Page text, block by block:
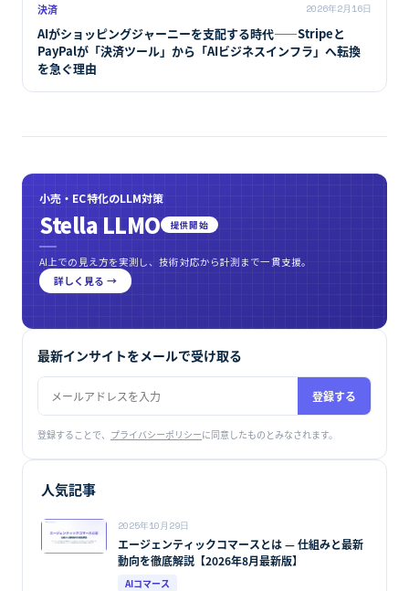
決済 2026年2月16日
AIがショッピングジャーニーを支配する時代――Stripeと
PayPalが「決済ツール」から「AIビジネスインフラ」へ転換
を急ぐ理由
小売・EC特化のLLM対策
Stella LLMO 提供開始
AI上での見え方を実測し、技術対応から計測まで一貫支援。
詳しく見る →
最新インサイトをメールで受け取る
登録する
登録することで、 プライバシーポリシーに同意したものとみなされます。
人気記事
2025年10月29日
エージェンティックコマースとは — 仕組みと最新
動向を徹底解説【2026年8月最新版】
AIコマース